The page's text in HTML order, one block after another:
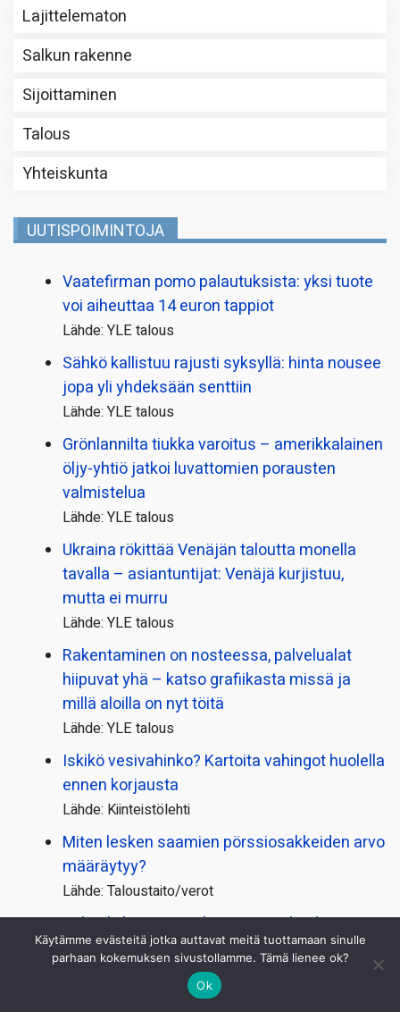
Lajittelematon
Salkun rakenne
Sijoittaminen
Talous
Yhteiskunta
UUTISPOIMINTOJA
Vaatefirman pomo palautuksista: yksi tuote
voi aiheuttaa 14 euron tappiot
Lähde: YLE talous
Sähkö kallistuu rajusti syksyllä: hinta nousee
jopa yli yhdeksään senttiin
Lähde: YLE talous
Grönlannilta tiukka varoitus – amerikkalainen
öljy-yhtiö jatkoi luvattomien porausten
valmistelua
Lähde: YLE talous
Ukraina rökittää Venäjän taloutta monella
tavalla – asiantuntijat: Venäjä kurjistuu,
mutta ei murru
Lähde: YLE talous
Rakentaminen on nosteessa, palvelualat
hiipuvat yhä – katso grafiikasta missä ja
millä aloilla on nyt töitä
Lähde: YLE talous
Iskikö vesivahinko? Kartoita vahingot huolella
ennen korjausta
Lähde: Kiinteistölehti
Miten lesken saamien pörssi­osakkeiden arvo
määräytyy?
Lähde: Taloustaito/verot
Tekoäly loi juuri viruksia, joita ei löydy
luonnosta
Riskirakenne parvekekaiteessa? Varmista
Käytämme evästeitä jotka auttavat meitä tuottamaan sinulle
parhaan kokemuksen sivustollamme. Tämä lienee ok?
Ok